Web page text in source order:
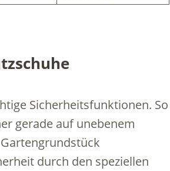
Sicherheitsfunktionen. So
gerade auf unebenem
durch den speziellen